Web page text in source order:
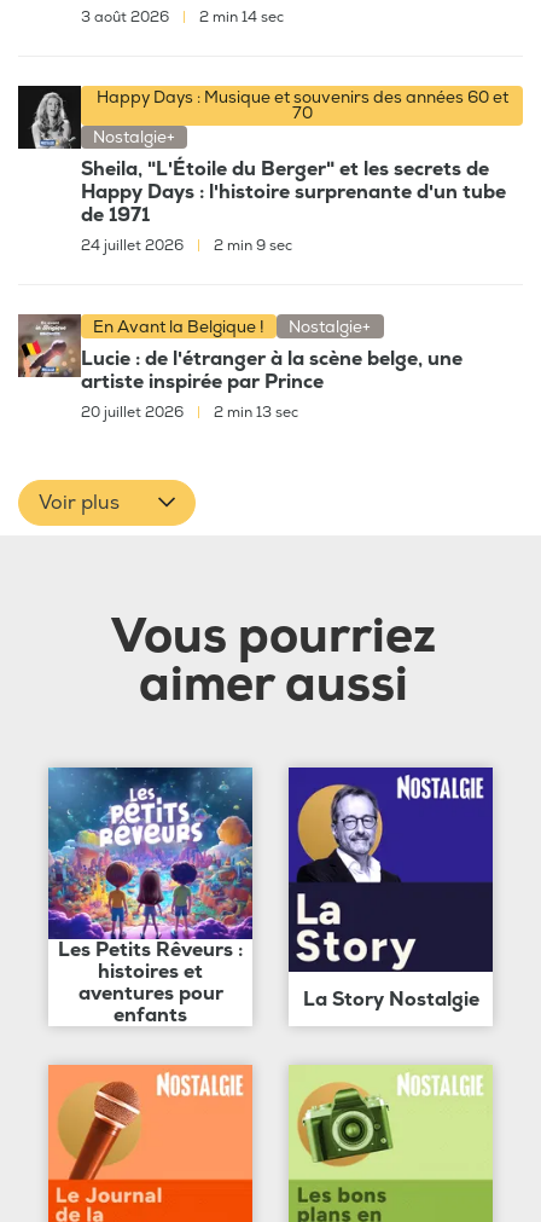
3 août 2026 2 min 14 sec
Happy Days : Musique et souvenirs des années 60 et
70
Nostalgie+
Sheila, "L'Étoile du Berger" et les secrets de
Happy Days : l'histoire surprenante d'un tube
de 1971
24 juillet 2026 2 min 9 sec
En Avant la Belgique ! Nostalgie+
Lucie : de l'étranger à la scène belge, une
artiste inspirée par Prince
20 juillet 2026 2 min 13 sec
Voir plus
Vous pourriez
aimer aussi
Les Petits Rêveurs :
histoires et
aventures pour
enfants
La Story Nostalgie